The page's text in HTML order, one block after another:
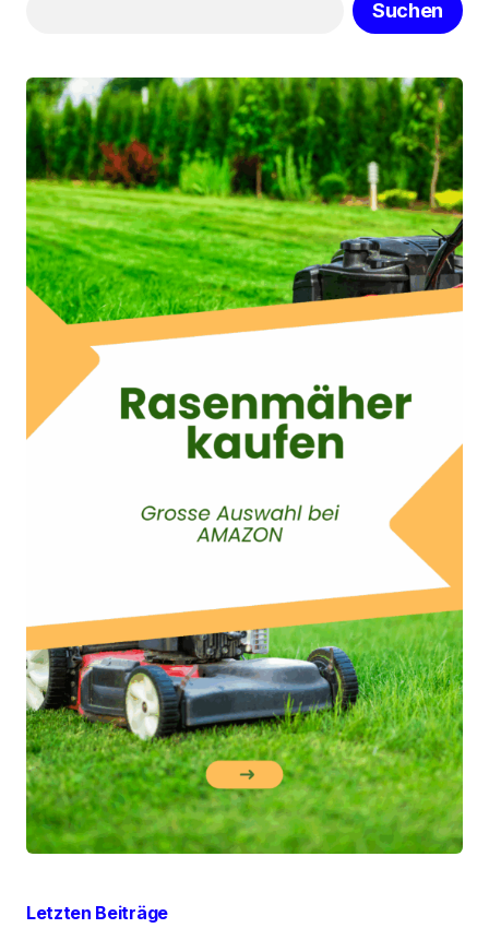
Suchen
Letzten Beiträge